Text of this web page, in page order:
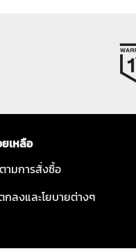
เหลือ
ามการสั่งซื้อ
กลงและโยบายต่างๆ